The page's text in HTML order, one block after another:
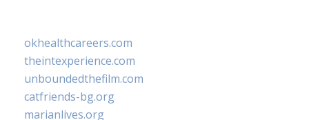
okhealthcareers.com
theintexperience.com
unboundedthefilm.com
catfriends-bg.org
marianlives.org